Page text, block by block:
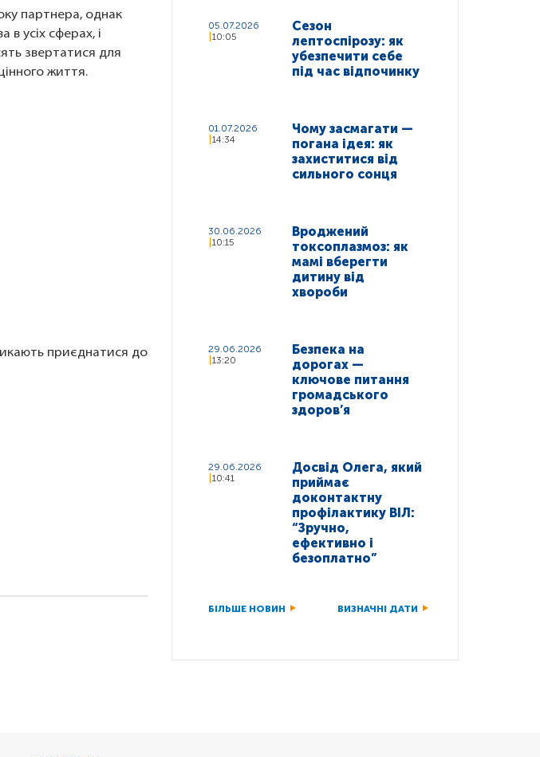
партнера, однак
в усіх сферах, і
звертатися для
життя.
приєднатися до
05.07.2026
10:05
Сезон
лептоспірозу: як
убезпечити себе
під час відпочинку
01.07.2026
14:34
Чому засмагати —
погана ідея: як
захиститися від
сильного сонця
30.06.2026
10:15
Вроджений
токсоплазмоз: як
мамі вберегти
дитину від
хвороби
29.06.2026
13:20
Безпека на
дорогах —
ключове питання
громадського
здоров’я
29.06.2026
10:41
Досвід Олега, який
приймає
доконтактну
профілактику ВІЛ:
“Зручно,
ефективно і
безоплатно”
БІЛЬШЕ НОВИН ВИЗНАЧНІ ДАТИ